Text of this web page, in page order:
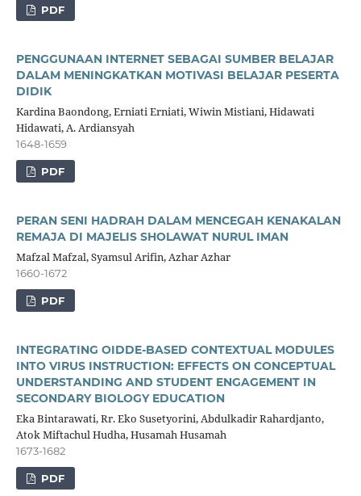
PDF
PENGGUNAAN INTERNET SEBAGAI SUMBER BELAJAR
DALAM MENINGKATKAN MOTIVASI BELAJAR PESERTA
DIDIK
Kardina Baondong, Erniati Erniati, Wiwin Mistiani, Hidawati
Hidawati, A. Ardiansyah
1648-1659
PDF
PERAN SENI HADRAH DALAM MENCEGAH KENAKALAN
REMAJA DI MAJELIS SHOLAWAT NURUL IMAN
Mafzal Mafzal, Syamsul Arifin, Azhar Azhar
1660-1672
PDF
INTEGRATING OIDDE-BASED CONTEXTUAL MODULES
INTO VIRUS INSTRUCTION: EFFECTS ON CONCEPTUAL
UNDERSTANDING AND STUDENT ENGAGEMENT IN
SECONDARY BIOLOGY EDUCATION
Eka Bintarawati, Rr. Eko Susetyorini, Abdulkadir Rahardjanto,
Atok Miftachul Hudha, Husamah Husamah
1673-1682
PDF